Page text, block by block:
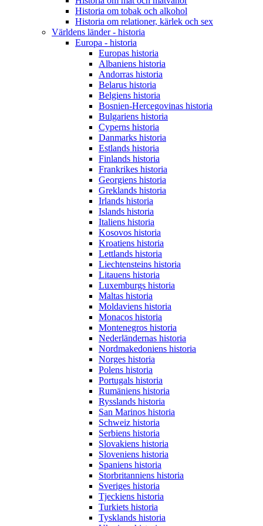
Historia om tobak och alkohol
Historia om relationer, kärlek och sex
Världens länder - historia
Europa - historia
Europas historia
Albaniens historia
Andorras historia
Belarus historia
Belgiens historia
Bosnien-Hercegovinas historia
Bulgariens historia
Cyperns historia
Danmarks historia
Estlands historia
Finlands historia
Frankrikes historia
Georgiens historia
Greklands historia
Irlands historia
Islands historia
Italiens historia
Kosovos historia
Kroatiens historia
Lettlands historia
Liechtensteins historia
Litauens historia
Luxemburgs historia
Maltas historia
Moldaviens historia
Monacos historia
Montenegros historia
Nederländernas historia
Nordmakedoniens historia
Norges historia
Polens historia
Portugals historia
Rumäniens historia
Rysslands historia
San Marinos historia
Schweiz historia
Serbiens historia
Slovakiens historia
Sloveniens historia
Spaniens historia
Storbritanniens historia
Sveriges historia
Tjeckiens historia
Turkiets historia
Tysklands historia